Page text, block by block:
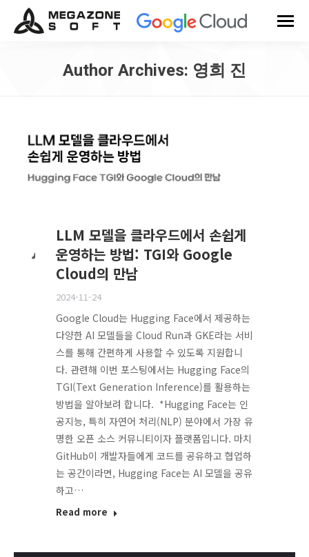
Author Archives: 영희 진
LLM 모델을 클라우드에서 손쉽게
운영하는 방법: TGI와 Google
Cloud의 만남
2024-11-24
Google Cloud는 Hugging Face에서 제공하는
다양한 AI 모델들을 Cloud Run과 GKE라는 서비
스를 통해 간편하게 사용할 수 있도록 지원합니
다. 관련해 이번 포스팅에서는 Hugging Face의
TGI(Text Generation Inference)를 활용하는
방법을 알아보려 합니다. *Hugging Face는 인
공지능, 특히 자연어 처리(NLP) 분야에서 가장 유
명한 오픈 소스 커뮤니티이자 플랫폼입니다. 마치
GitHub이 개발자들에게 코드를 공유하고 협업하
는 공간이라면, Hugging Face는 AI 모델을 공유
하고…
Read more